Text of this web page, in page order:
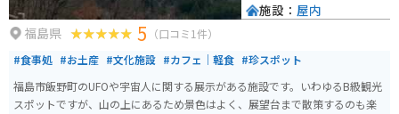
福島県 5 （口コミ1件）
#食事処 #お土産 #文化施設 #カフェ｜軽食 #珍スポット
福島市飯野町のUFOや宇宙人に関する展示がある施設です。いわゆるB級観光
スポットですが、山の上にあるため景色はよく、展望台まで散策するのも楽
施設： 屋内